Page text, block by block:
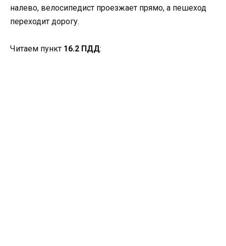
налево, велосипедист проезжает прямо, а пешеход
переходит дорогу.
Читаем пункт 16.2 ПДД: